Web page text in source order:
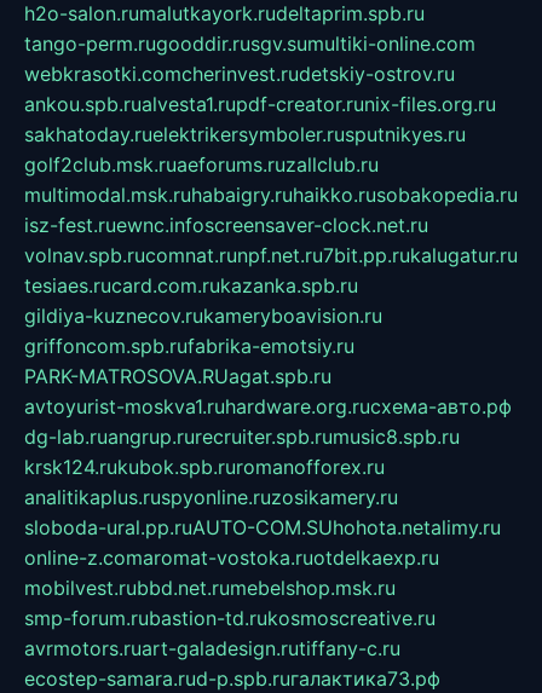
h2o-salon.rumalutkayork.rudeltaprim.spb.ru
tango-perm.rugooddir.rusgv.sumultiki-online.com
webkrasotki.comcherinvest.rudetskiy-ostrov.ru
ankou.spb.rualvesta1.rupdf-creator.runix-files.org.ru
sakhatoday.ruelektrikersymboler.rusputnikyes.ru
golf2club.msk.ruaeforums.ruzallclub.ru
multimodal.msk.ruhabaigry.ruhaikko.rusobakopedia.ru
isz-fest.ruewnc.infoscreensaver-clock.net.ru
volnav.spb.rucomnat.runpf.net.ru7bit.pp.rukalugatur.ru
tesiaes.rucard.com.rukazanka.spb.ru
gildiya-kuznecov.rukameryboavision.ru
griffoncom.spb.rufabrika-emotsiy.ru
PARK-MATROSOVA.RUagat.spb.ru
avtoyurist-moskva1.ruhardware.org.ruсхема-авто.рф
dg-lab.ruangrup.rurecruiter.spb.rumusic8.spb.ru
krsk124.rukubok.spb.ruromanofforex.ru
analitikaplus.ruspyonline.ruzosikamery.ru
sloboda-ural.pp.ruAUTO-COM.SUhohota.netalimy.ru
online-z.comaromat-vostoka.ruotdelkaexp.ru
mobilvest.rubbd.net.rumebelshop.msk.ru
smp-forum.rubastion-td.rukosmoscreative.ru
avrmotors.ruart-galadesign.rutiffany-c.ru
ecostep-samara.rud-p.spb.ruгалактика73.рф